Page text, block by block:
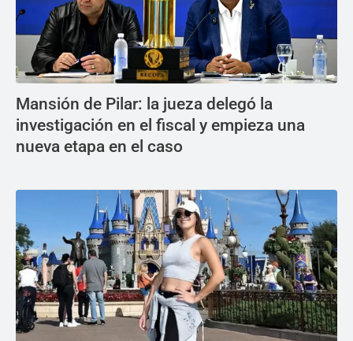
Mansión de Pilar: la jueza delegó la
investigación en el fiscal y empieza una
nueva etapa en el caso